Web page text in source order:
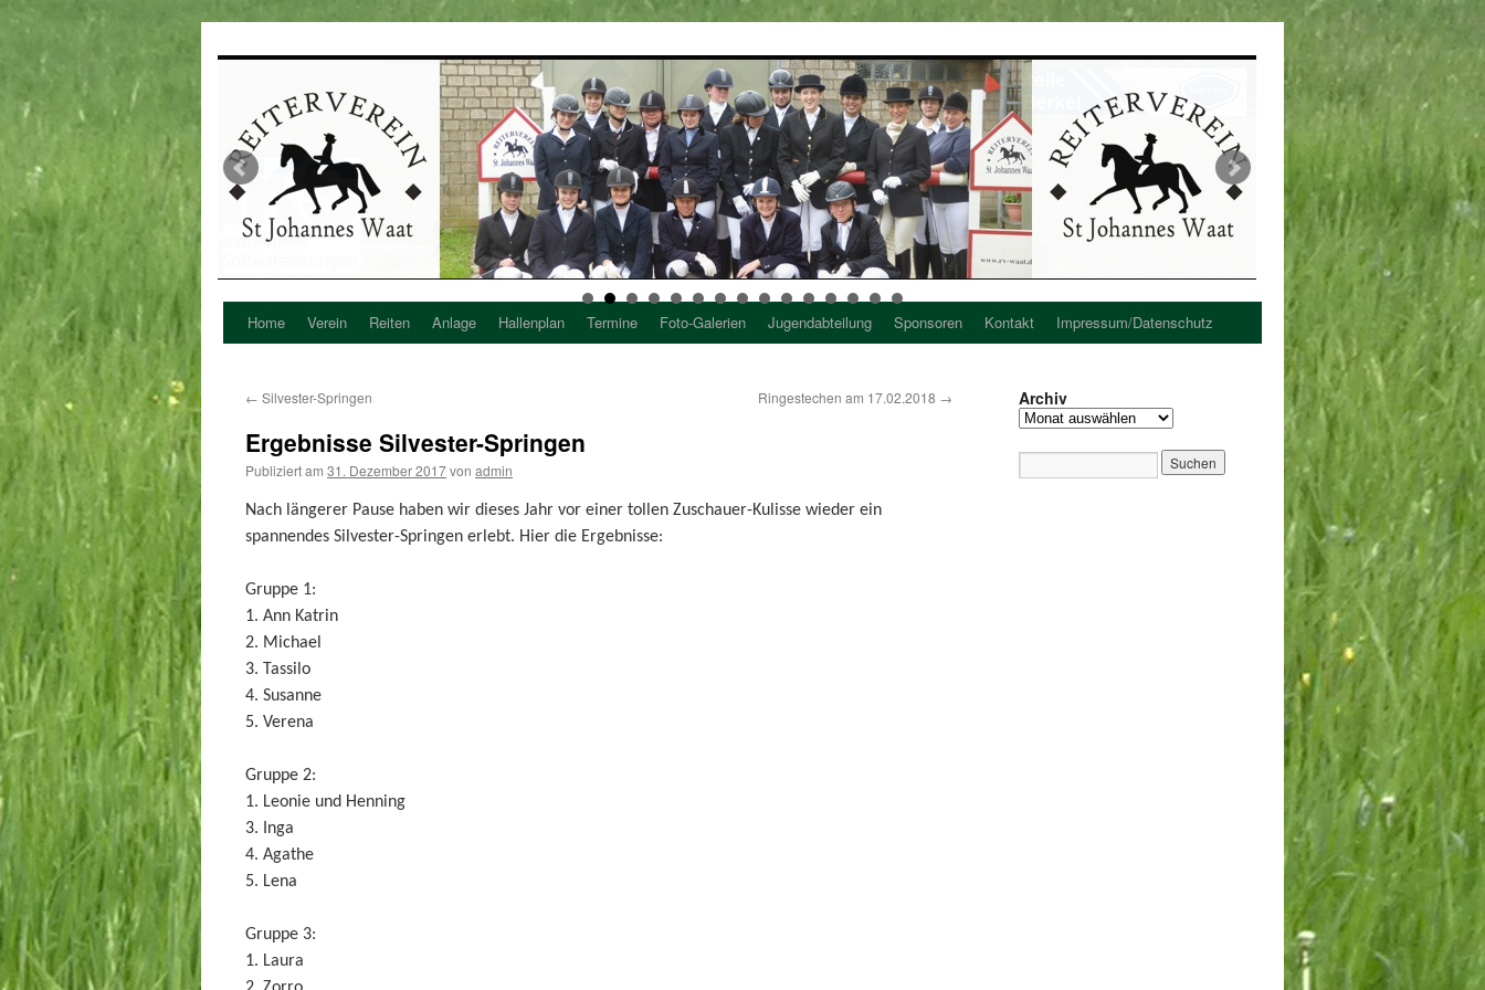
Zum
springen
Home Verein Reiten Anlage Hallenplan Termine Foto-Galerien Jugendabteilung Sponsoren Kontakt Impressum/Datenschutz
← Silvester-Springen Ringestechen am 17.02.2018 →
Ergebnisse Silvester-Springen
Publiziert am 31. Dezember 2017von admin
Nach längerer Pause haben wir dieses Jahr vor einer tollen Zuschauer-Kulisse wieder ein
spannendes Silvester-Springen erlebt. Hier die Ergebnisse:
Gruppe 1:
1. Ann Katrin
2. Michael
3. Tassilo
4. Susanne
5. Verena
Gruppe 2:
1. Leonie und Henning
3. Inga
4. Agathe
5. Lena
Gruppe 3:
1. Laura
Archiv
Archiv